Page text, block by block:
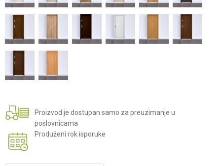
Proizvod je dostupan samo za preuzimanje u
poslovnicama
Produženi rok isporuke